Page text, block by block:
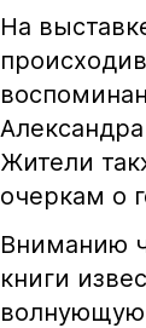
На
Жители
очеркам о
Вниманию
книги
волнующую